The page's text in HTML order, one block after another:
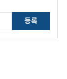
등록